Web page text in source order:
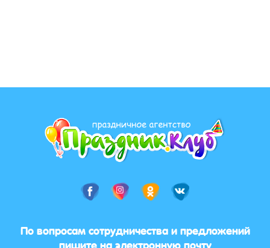
По вопросам сотрудничества и предложений
пишите на электронную почту